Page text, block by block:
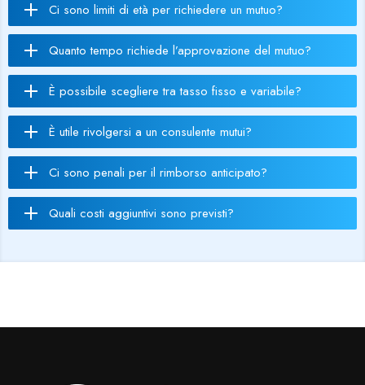
Ci sono limiti di età per richiedere un mutuo?
Quanto tempo richiede l’approvazione del mutuo?
È possibile scegliere tra tasso fisso e variabile?
È utile rivolgersi a un consulente mutui?
Ci sono penali per il rimborso anticipato?
Quali costi aggiuntivi sono previsti?